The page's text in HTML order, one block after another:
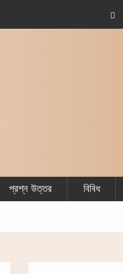
প্রশ্ন উত্তর বিবিধ